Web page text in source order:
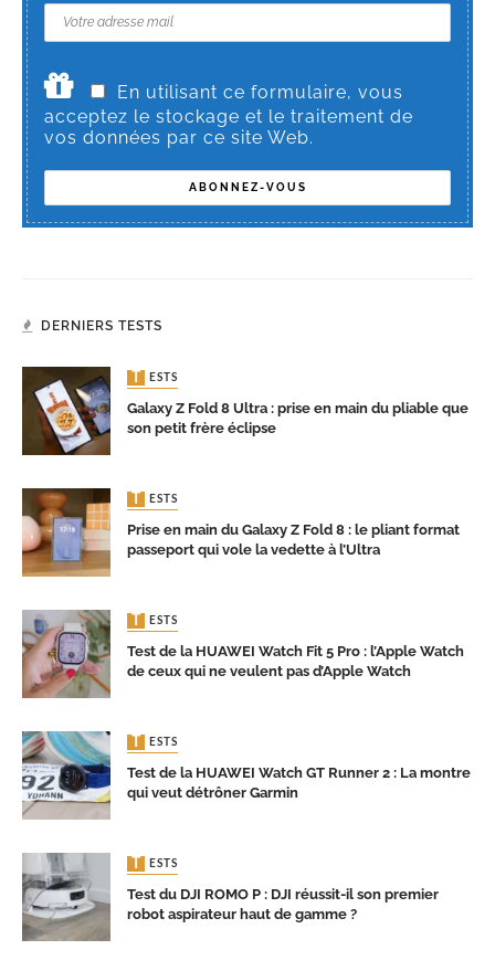
En utilisant ce formulaire, vous
acceptez le stockage et le traitement de
vos données par ce site Web.
DERNIERS TESTS
TESTS
Galaxy Z Fold 8 Ultra : prise en main du pliable que
son petit frère éclipse
TESTS
Prise en main du Galaxy Z Fold 8 : le pliant format
passeport qui vole la vedette à l’Ultra
TESTS
Test de la HUAWEI Watch Fit 5 Pro : l’Apple Watch
de ceux qui ne veulent pas d’Apple Watch
TESTS
Test de la HUAWEI Watch GT Runner 2 : La montre
qui veut détrôner Garmin
TESTS
Test du DJI ROMO P : DJI réussit-il son premier
robot aspirateur haut de gamme ?